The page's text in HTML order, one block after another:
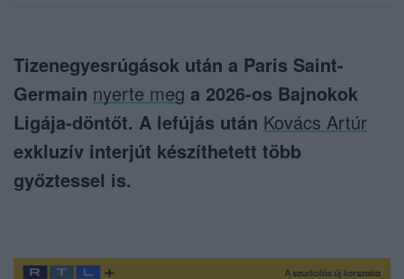
Tizenegyesrúgások után a Paris Saint-
Germain nyerte meg a 2026-os Bajnokok
Ligája-döntőt. A lefújás után Kovács Artúr
exkluzív interjút készíthetett több
győztessel is.